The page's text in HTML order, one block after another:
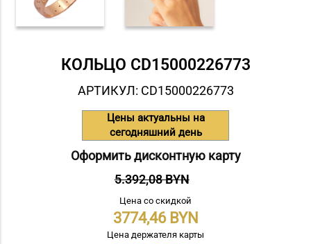
КОЛЬЦО СD15000226773
АРТИКУЛ: СD15000226773
Цены актуальны на
сегодняшний день
Оформить дисконтную карту
5.392,08 BYN
Цена со скидкой
3774,46
Цена держателя карты